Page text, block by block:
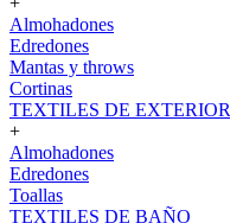
Almohadones
Edredones
Mantas y throws
Cortinas
TEXTILES DE EXTERIOR
+
Almohadones
Edredones
Toallas
TEXTILES DE BAÑO